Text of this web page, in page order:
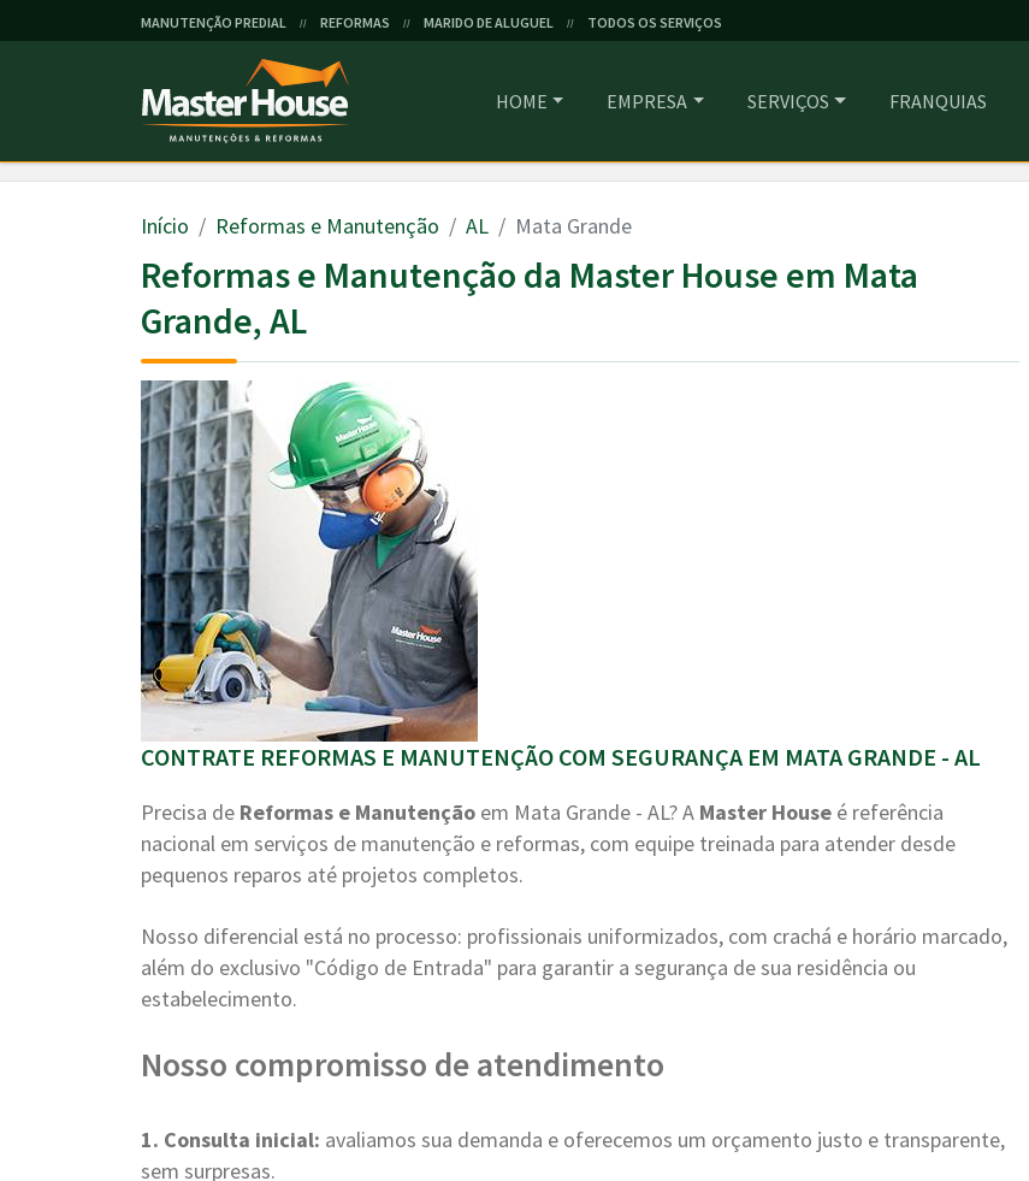
MANUTENÇÃO PREDIAL // REFORMAS // MARIDO DE ALUGUEL // TODOS OS SERVIÇOS
HOME EMPRESA SERVIÇOS FRANQUIAS
Início Reformas e Manutenção AL Mata Grande
Reformas e Manutenção da Master House em Mata
Grande, AL
CONTRATE REFORMAS E MANUTENÇÃO COM SEGURANÇA EM MATA GRANDE - AL
Precisa de Reformas e Manutenção em Mata Grande - AL? A Master House é referência
nacional em serviços de manutenção e reformas, com equipe treinada para atender desde
pequenos reparos até projetos completos.
Nosso diferencial está no processo: profissionais uniformizados, com crachá e horário marcado,
além do exclusivo "Código de Entrada" para garantir a segurança de sua residência ou
estabelecimento.
Nosso compromisso de atendimento
1. Consulta inicial: avaliamos sua demanda e oferecemos um orçamento justo e transparente,
sem surpresas.